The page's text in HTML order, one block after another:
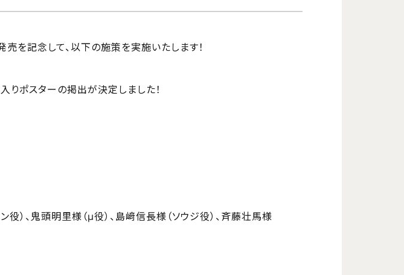
記念して、以下の施策を実施いたします！
りポスターの掲出が決定しました！
）、鬼頭明里様（μ役）、島﨑信長様（ソウジ役）、斉藤壮馬様